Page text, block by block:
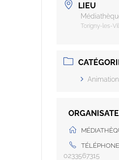
LIEU
Torigny-les-
TÉLÉPHONE
0233567315